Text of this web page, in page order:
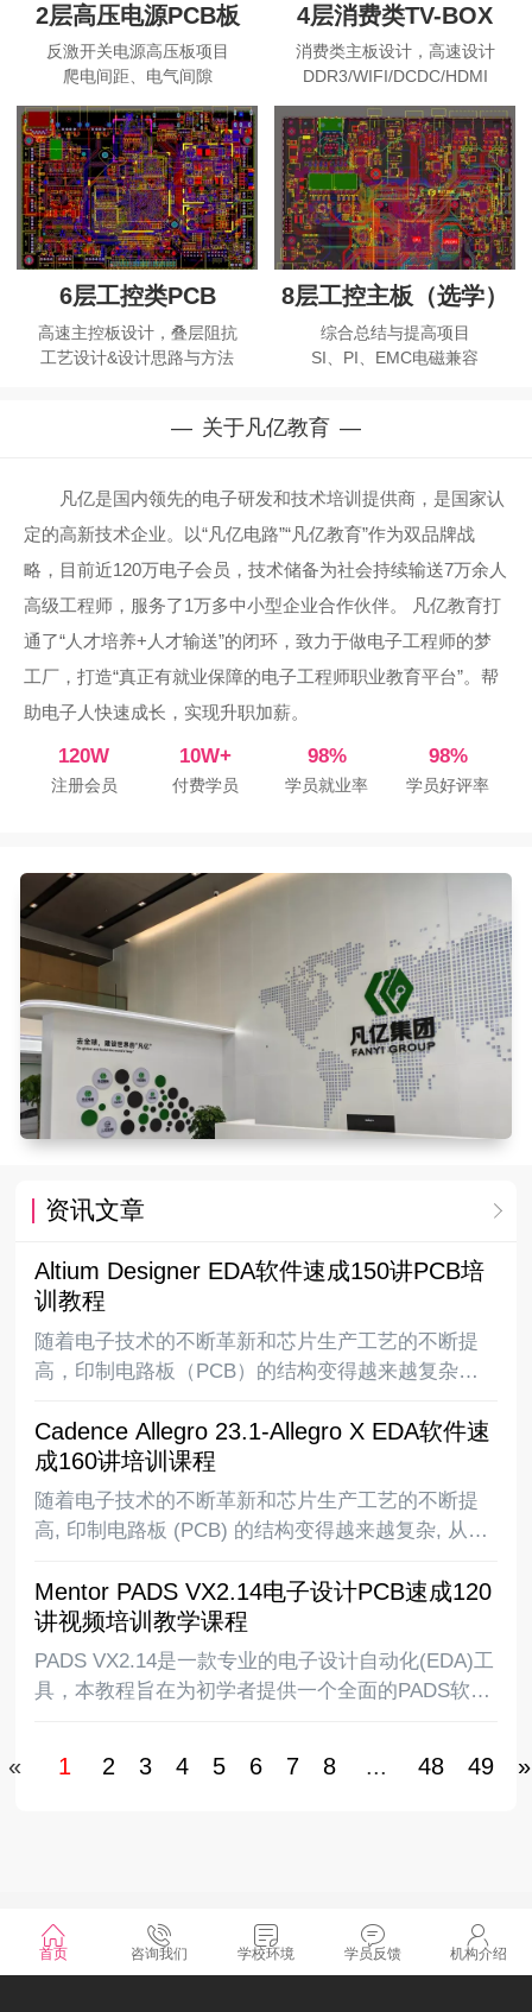
2层高压电源PCB板
反激开关电源高压板项目
爬电间距、电气间隙
4层消费类TV-BOX
消费类主板设计，高速设计
DDR3/WIFI/DCDC/HDMI
6层工控类PCB
高速主控板设计，叠层阻抗
工艺设计&设计思路与方法
8层工控主板（选学）
综合总结与提高项目
SI、PI、EMC电磁兼容
关于凡亿教育
凡亿是国内领先的电子研发和技术培训提供商，是国家认
定的高新技术企业。以“凡亿电路”“凡亿教育”作为双品牌战
略，目前近120万电子会员，技术储备为社会持续输送7万余人
高级工程师，服务了1万多中小型企业合作伙伴。 凡亿教育打
通了“人才培养+人才输送”的闭环，致力于做电子工程师的梦
工厂，打造“真正有就业保障的电子工程师职业教育平台”。帮
助电子人快速成长，实现升职加薪。
120W
注册会员
10W+
付费学员
98%
学员就业率
98%
学员好评率
资讯文章
Altium Designer EDA软件速成150讲PCB培
训教程
随着电子技术的不断革新和芯片生产工艺的不断提
高，印制电路板（PCB）的结构变得越来越复杂，
板，电路板上的布线密度越来越高，同时随着
DSP、ARM、FPGA、DDR等高速逻辑元件的应
用，PCB
Cadence Allegro 23.1-Allegro X EDA软件速
成160讲培训课程
随着电子技术的不断革新和芯片生产工艺的不断提
高, 印制电路板 (PCB) 的结构变得越来越复杂, 从最
板上的布线密度越来越高,同时随着DSP、ARM、
FPGA、DDR等高速逻辑元件的应用, P
Mentor PADS VX2.14电子设计PCB速成120
讲视频培训教学课程
PADS VX2.14是一款专业的电子设计自动化(EDA)工
具，本教程旨在为初学者提供一个全面的PADS软件
本教程所介绍的内容，你将会对PADS软件
« 1 2 3 4 5 6 7 8 ... 48 49 »
©2025 湖南凡亿智邦电子科技有限公司 版权所有
首页 咨询我们 学校环境 学员反馈 机构介绍